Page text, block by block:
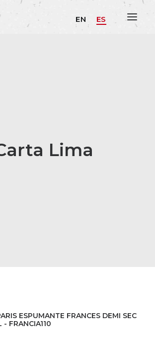
EN ES
Lima
ESPUMANTE FRANCES DEMI SEC
- FRANCIA110